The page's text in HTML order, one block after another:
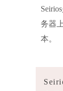
务器
本。